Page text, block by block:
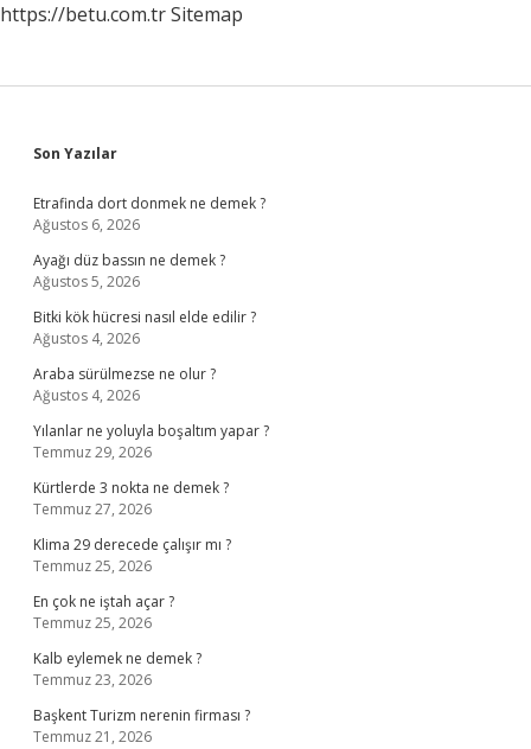
https://betu.com.trSitemap
Sidebar
Son Yazılar
Etrafinda dort donmek ne demek ?
Ağustos 6, 2026
Ayağı düz bassın ne demek ?
Ağustos 5, 2026
Bitki kök hücresi nasıl elde edilir ?
Ağustos 4, 2026
Araba sürülmezse ne olur ?
Ağustos 4, 2026
Yılanlar ne yoluyla boşaltım yapar ?
Temmuz 29, 2026
Kürtlerde 3 nokta ne demek ?
Temmuz 27, 2026
Klima 29 derecede çalışır mı ?
Temmuz 25, 2026
En çok ne iştah açar ?
Temmuz 25, 2026
Kalb eylemek ne demek ?
Temmuz 23, 2026
Başkent Turizm nerenin firması ?
Temmuz 21, 2026